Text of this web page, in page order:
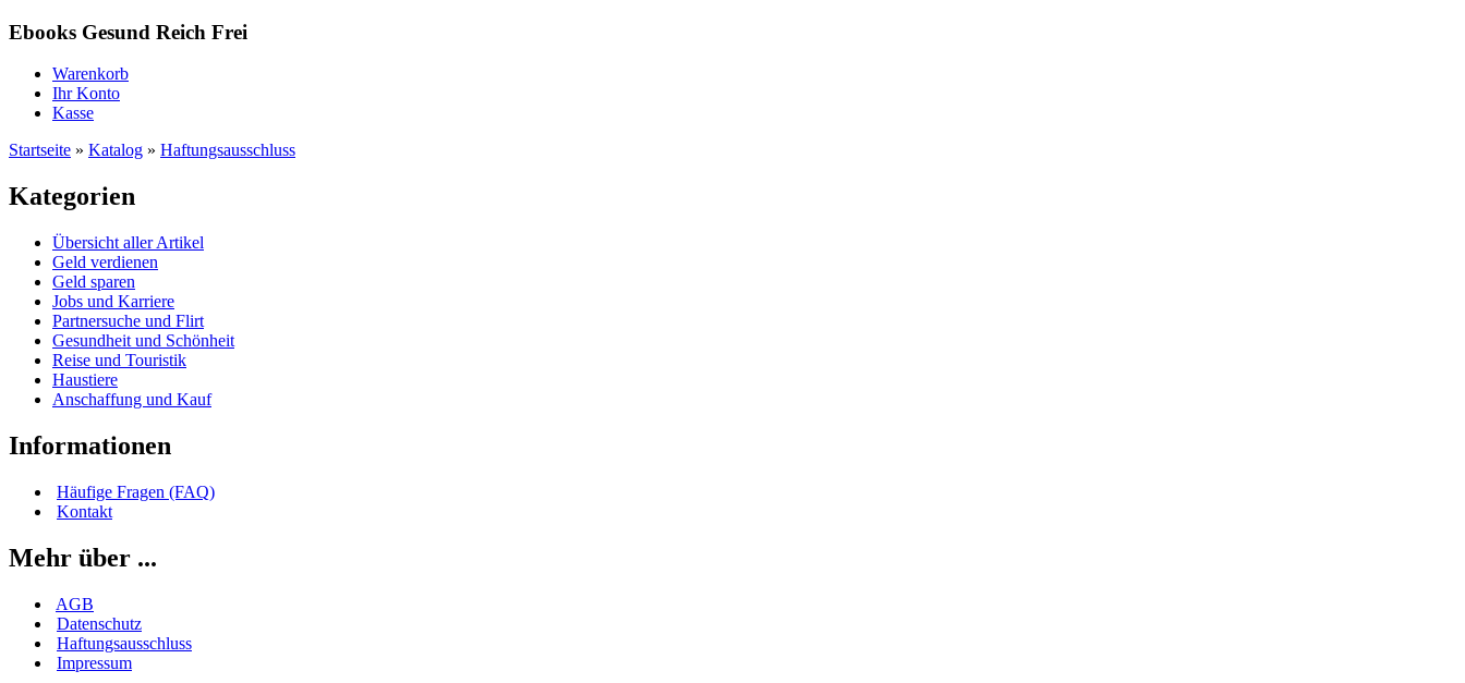
Ebooks Gesund Reich Frei
Warenkorb
Ihr Konto
Kasse
Startseite » Katalog » Haftungsausschluss
Kategorien
Übersicht aller Artikel
Geld verdienen
Geld sparen
Jobs und Karriere
Partnersuche und Flirt
Gesundheit und Schönheit
Reise und Touristik
Haustiere
Anschaffung und Kauf
Informationen
Häufige Fragen (FAQ)
Kontakt
Mehr über ...
AGB
Datenschutz
Haftungsausschluss
Impressum